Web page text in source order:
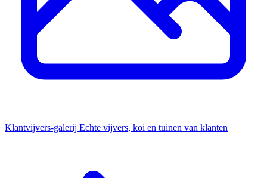
Klantvijvers-galerij Echte vijvers, koi en tuinen van klanten